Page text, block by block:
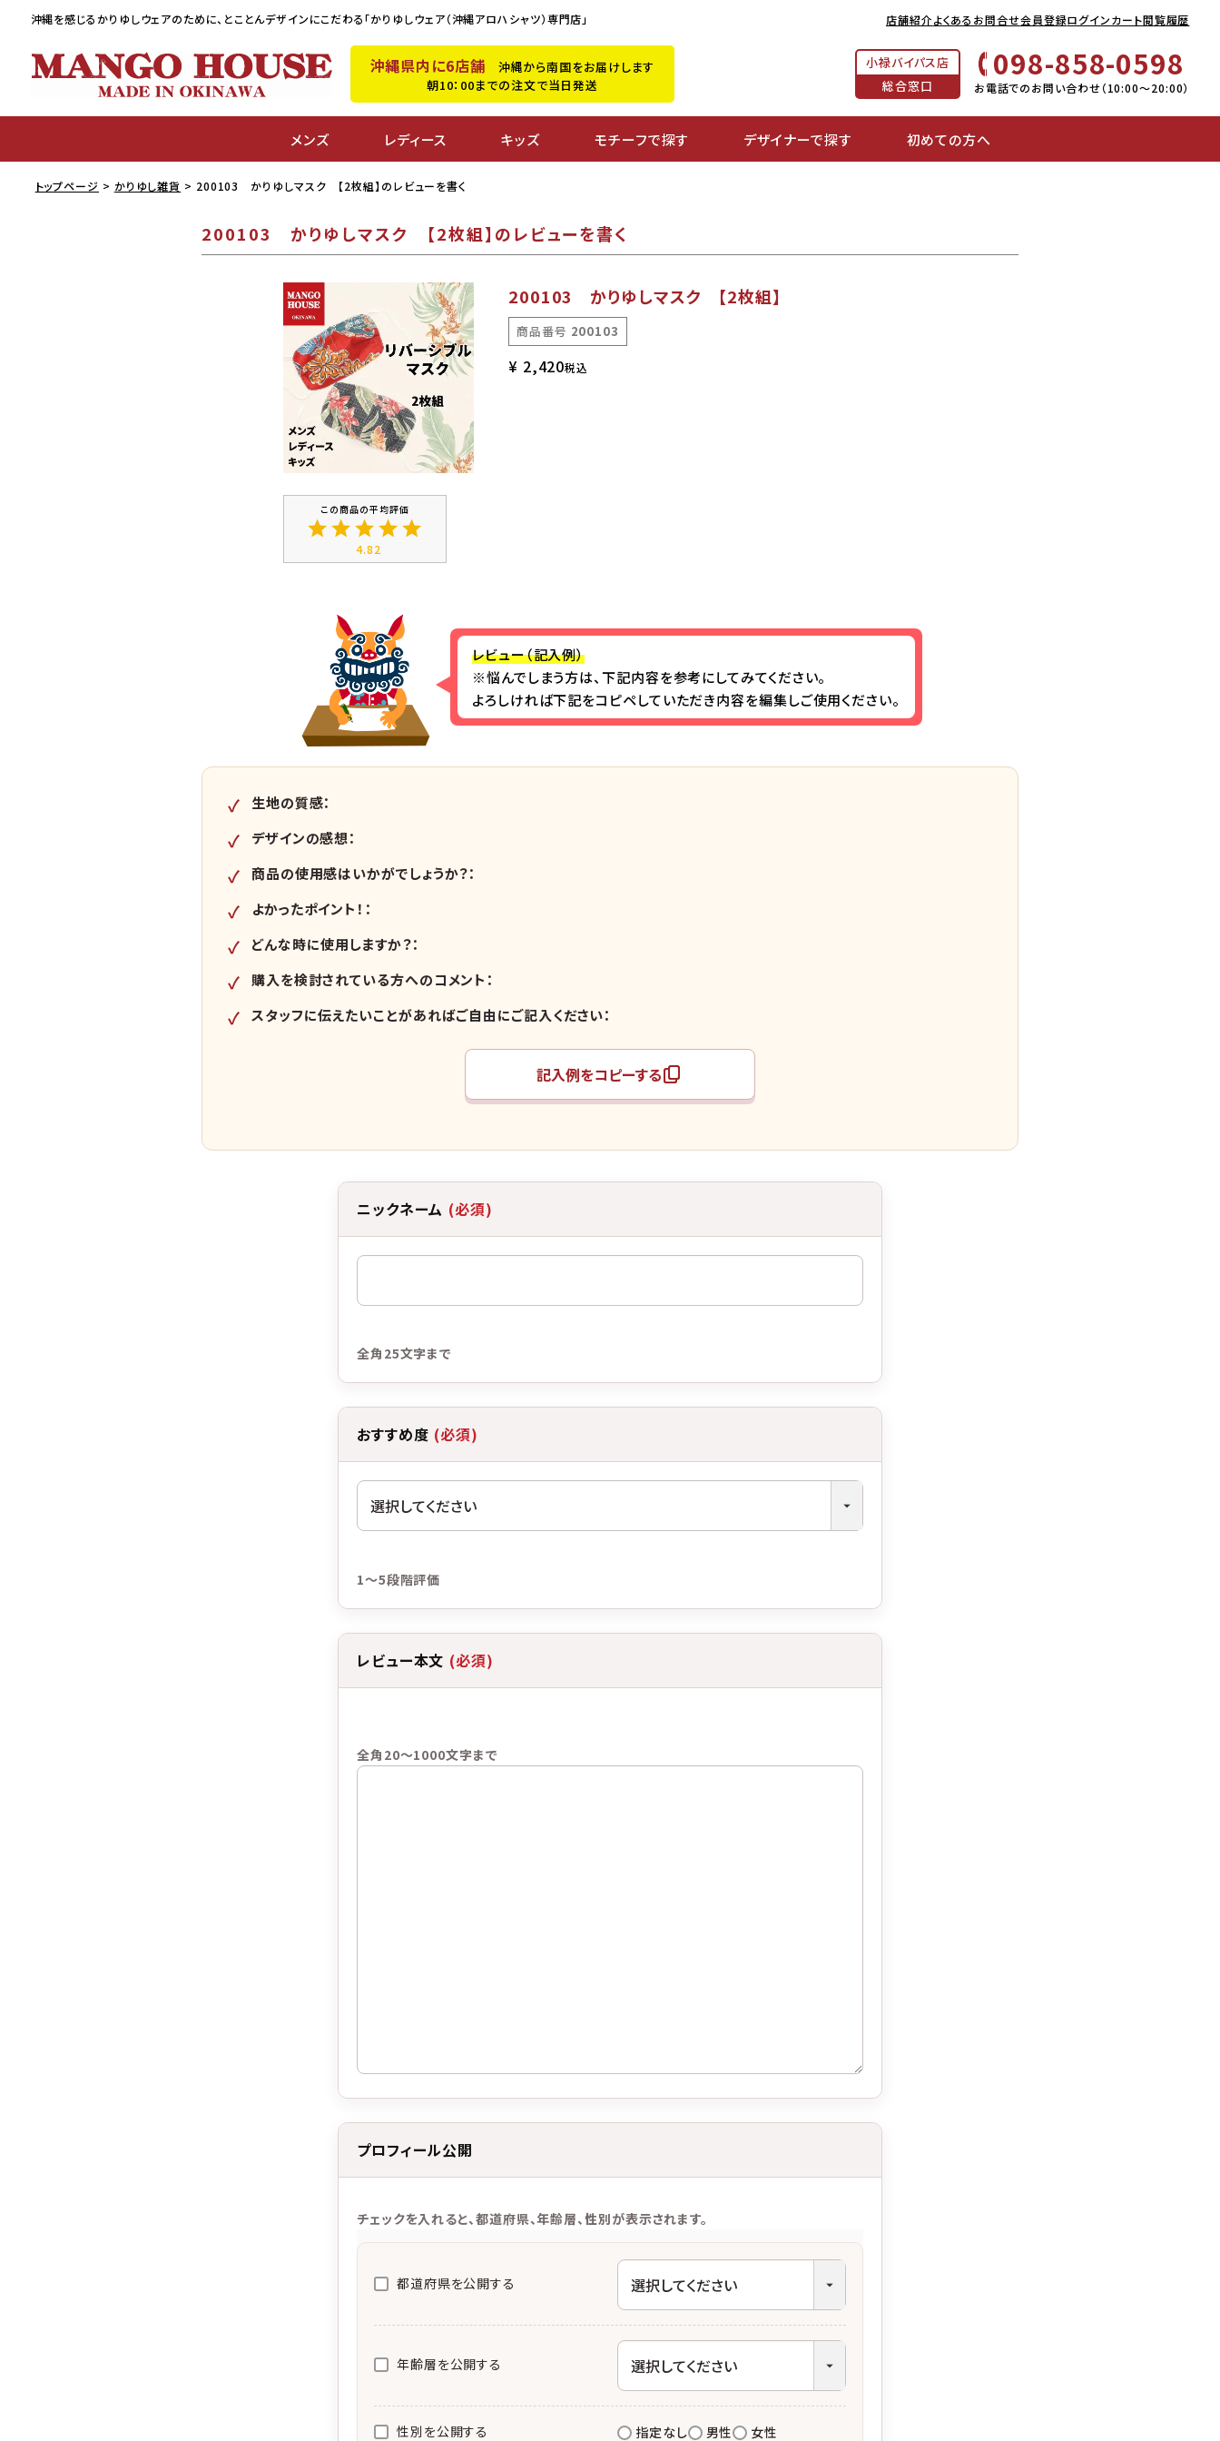
沖縄を感じるかりゆしウェアのために、 とことんデザインにこだわる「かりゆしウェア（沖縄アロハシャツ）専門店」 店舗紹介よくあるお問合せ会員登録ログインカート閲覧履歴
沖縄県内に6店舗 沖縄から南国をお届けします
朝10：00までの注文で当日発送
小禄バイパス店
総合窓口
098-858-0598
お電話でのお問い合わせ（10:00～20:00）
メンズ レディース キッズ モチーフで探す デザイナーで探す 初めての方へ
トップページ かりゆし雑貨 200103 かりゆしマスク 【2枚組】のレビューを書く
200103 かりゆしマスク 【2枚組】のレビューを書く
200103 かりゆしマスク 【2枚組】
商品番号 200103
¥ 2,420税込
4.82
レビュー（記入例）
※悩んでしまう方は、下記内容を参考にしてみてください。
よろしければ下記をコピペしていただき内容を編集しご使用ください。
生地の質感：
デザインの感想：
商品の使用感はいかがでしょうか？：
よかったポイント！：
どんな時に使用しますか？：
購入を検討されている方へのコメント：
スタッフに伝えたいことがあればご自由にご記入ください：
記入例をコピーする
ニックネーム (必須)
全角25文字まで
おすすめ度 (必須)
1～5段階評価
レビュー本文 (必須)
全角20～1000文字まで
プロフィール公開
チェックを入れると、都道府県、年齢層、性別が表示されます。
都道府県を公開する
年齢層を公開する
性別を公開する 指定なし 男性 女性